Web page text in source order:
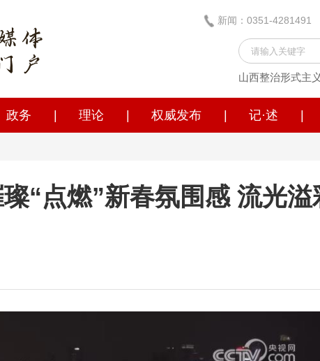
新闻：0351-
山西整治形式主
政务 理论 权威发布 记·述
“点燃”新春氛围感 流光